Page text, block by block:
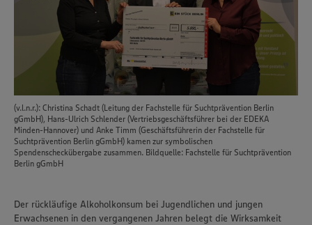
(v.l.n.r.): Christina Schadt (Leitung der Fachstelle für Suchtprävention Berlin
gGmbH), Hans-Ulrich Schlender (Vertriebsgeschäftsführer bei der EDEKA
Minden-Hannover) und Anke Timm (Geschäftsführerin der Fachstelle für
Suchtprävention Berlin gGmbH) kamen zur symbolischen
Spendenscheckübergabe zusammen. Bildquelle: Fachstelle für Suchtprävention
Berlin gGmbH
Der rückläufige Alkoholkonsum bei Jugendlichen und jungen
Erwachsenen in den vergangenen Jahren belegt die Wirksamkeit